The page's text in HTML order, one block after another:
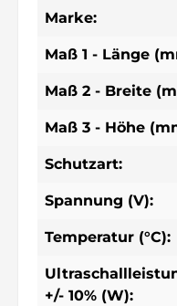
Marke:
Maß 1 - Länge
Maß 2 - Breite
Maß 3 - Höhe
Schutzart:
Spannung (V):
Temperatur (°C):
+/- 10% (W):